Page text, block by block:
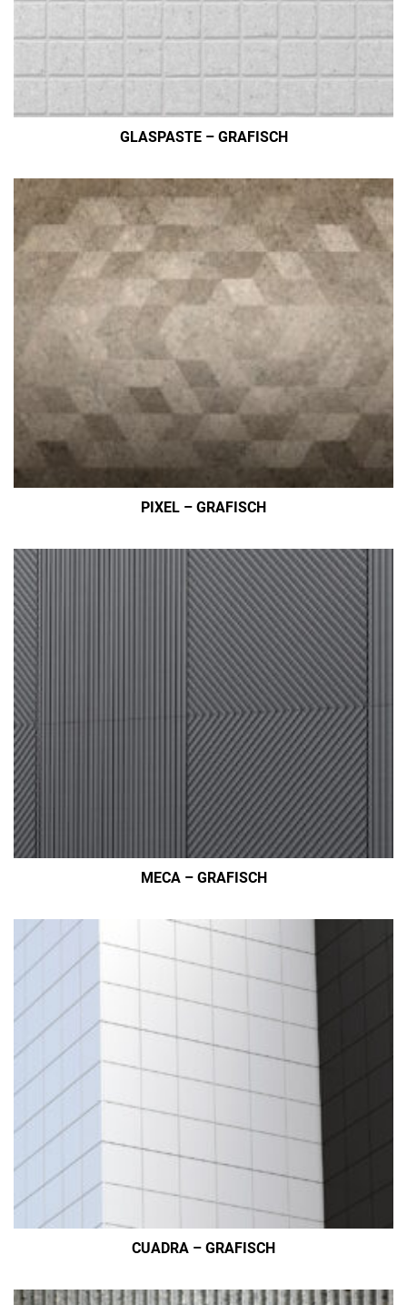
GLASPASTE – GRAFISCH
PIXEL – GRAFISCH
MECA – GRAFISCH
CUADRA – GRAFISCH